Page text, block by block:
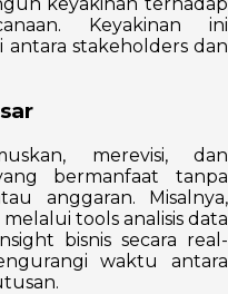
Keyakinan ini
stakeholders dan
merevisi, dan
bermanfaat tanpa
anggaran. Misalnya,
tools analisis data
bisnis secara real-
waktu antara